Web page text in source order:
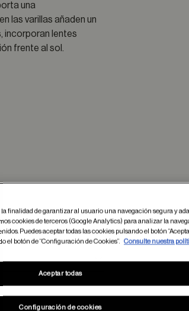
una
las varillas añaden un
incorporan lentes
frente al sol.
finalidad de garantizar al usuario una navegación segura y
cookies de terceros (Google Analytics) para analizar la
Puedes aceptar todas las cookies pulsando el botón
el botón de “Configuración de Cookies”.
Consulte nuestra
Configuración de cookies
Aceptar todas